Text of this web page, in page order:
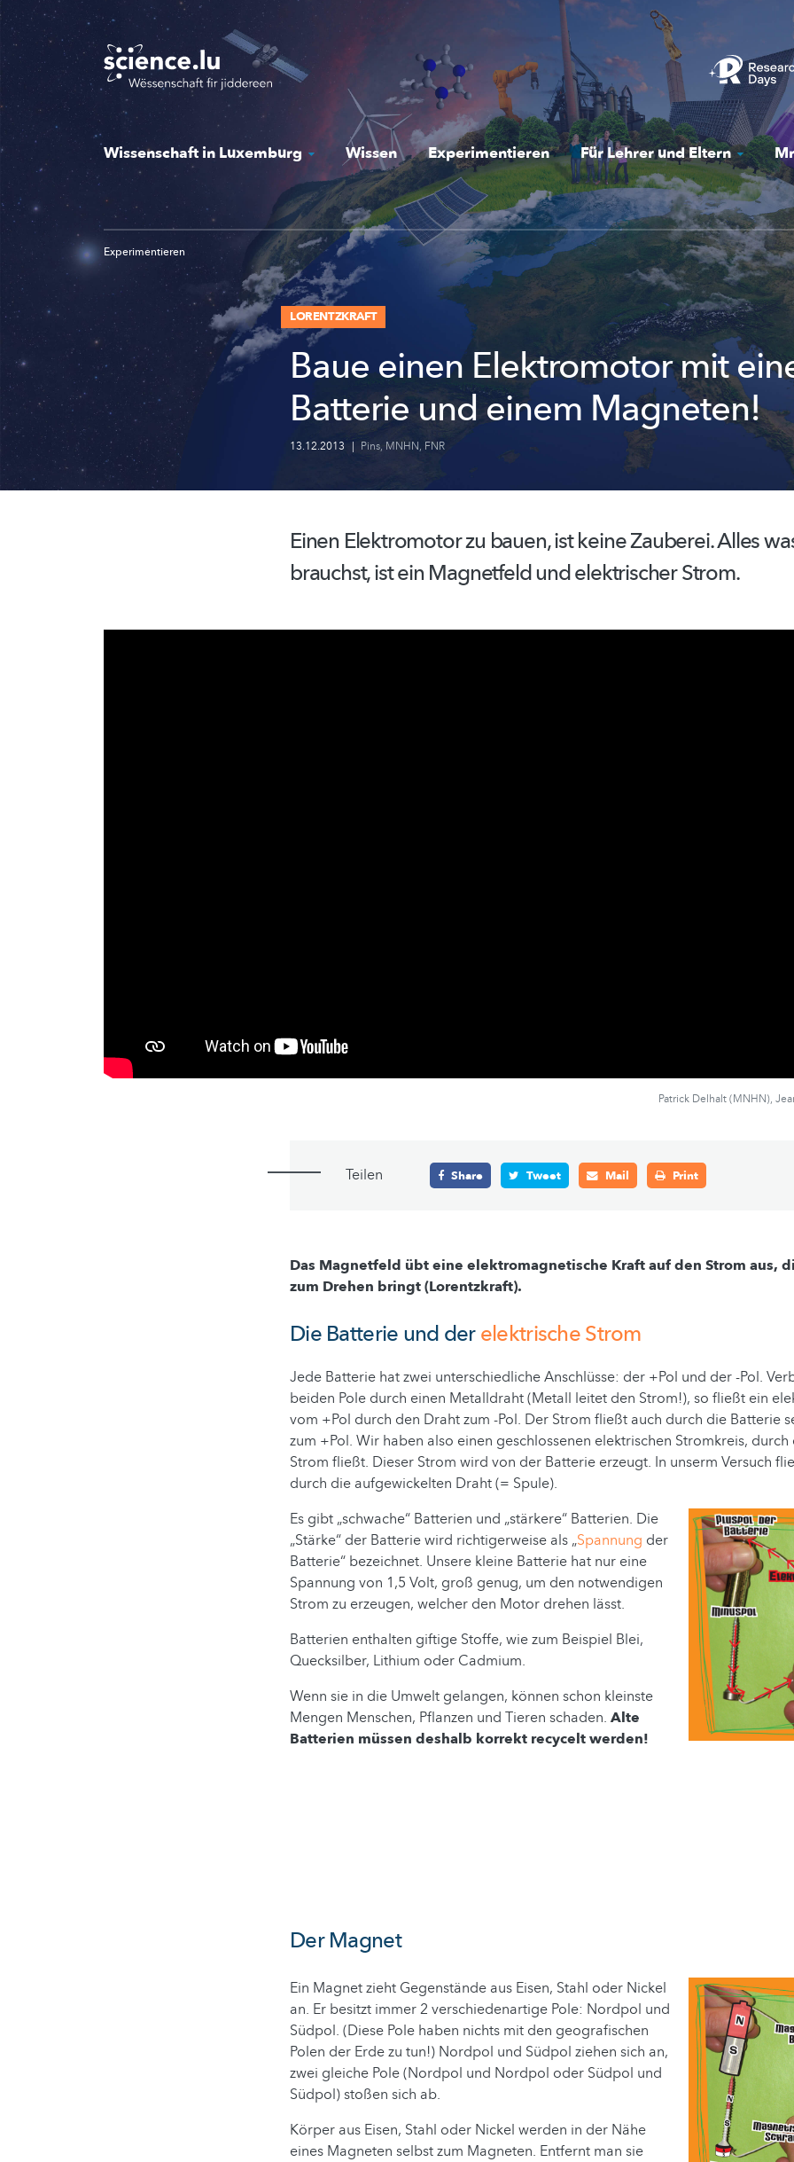
Skip
to
main
content
Wissenschaft in Luxemburg Wissen Experimentieren Für Lehrer und Eltern
Experimentieren
LORENTZKRAFT
Baue einen Elektromotor mit
Batterie und einem Magneten!
13.12.2013 | Pins, MNHN, FNR
Einen Elektromotor zu bauen, ist keine Zauberei. Alles
brauchst, ist ein Magnetfeld und elektrischer Strom.
Patrick Delhalt (MNHN),
Teilen Share Tweet Mail Print
Das Magnetfeld übt eine elektromagnetische Kraft auf den Strom aus,
zum Drehen bringt (Lorentzkraft).
Die Batterie und derelektrische Strom
Jede Batterie hat zwei unterschiedliche Anschlüsse: der +Pol und der -Pol.
beiden Pole durch einen Metalldraht (Metall leitet den Strom!), so fließt ein
vom +Pol durch den Draht zum -Pol. Der Strom fließt auch durch die Batterie
zum +Pol. Wir haben also einen geschlossenen elektrischen Stromkreis,
Strom fließt. Dieser Strom wird von der Batterie erzeugt. In unserm Versuch
durch die aufgewickelten Draht (= Spule).
Es gibt „schwache“ Batterien und „stärkere“ Batterien. Die
„Stärke“ der Batterie wird richtigerweise als „Spannung der
Batterie“ bezeichnet. Unsere kleine Batterie hat nur eine
Spannung von 1,5 Volt, groß genug, um den notwendigen
Strom zu erzeugen, welcher den Motor drehen lässt.
Batterien enthalten giftige Stoffe, wie zum Beispiel Blei,
Quecksilber, Lithium oder Cadmium.
Wenn sie in die Umwelt gelangen, können schon kleinste
Mengen Menschen, Pflanzen und Tieren schaden. Alte
Batterien müssen deshalb korrekt recycelt werden!
Der Magnet
Ein Magnet zieht Gegenstände aus Eisen, Stahl oder Nickel
an. Er besitzt immer 2 verschiedenartige Pole: Nordpol und
Südpol. (Diese Pole haben nichts mit den geografischen
Polen der Erde zu tun!) Nordpol und Südpol ziehen sich an,
zwei gleiche Pole (Nordpol und Nordpol oder Südpol und
Südpol) stoßen sich ab.
Körper aus Eisen, Stahl oder Nickel werden in der Nähe
eines Magneten selbst zum Magneten. Entfernt man sie